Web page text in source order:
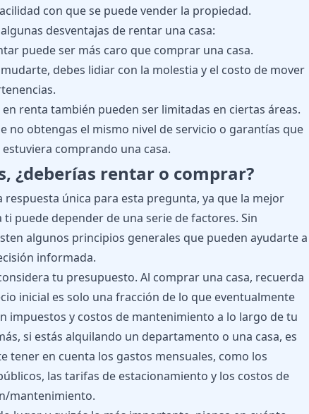
con que se puede vender la propiedad.
desventajas de rentar una casa:
puede ser más caro que comprar una casa.
debes lidiar con la molestia y el costo de mover
en renta también pueden ser limitadas en ciertas áreas.
no obtengas el mismo nivel de servicio o garantías que
comprando una casa.
¿deberías rentar o comprar?
respuesta única para esta pregunta, ya que la mejor
ti puede depender de una serie de factores. Sin
algunos principios generales que pueden ayudarte a
informada.
tu presupuesto. Al comprar una casa, recuerda
inicial es solo una fracción de lo que eventualmente
impuestos y costos de mantenimiento a lo largo de tu
si estás alquilando un departamento o una casa, es
tener en cuenta los gastos mensuales, como los
las tarifas de estacionamiento y los costos de
mantenimiento.